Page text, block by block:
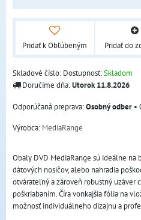
Pridať k Obľúbeným Pridať do
Skladové číslo: Dostupnosť:Skladom
Doručíme dňa:Utorok11.8.2026
Osobný odber •
Výrobca: MediaRange
Obaly DVD MediaRange sú ideálne
dátových nosičov, alebo nahradia
otvárateľný a zároveň robustný uzáver
poškriabaním. Číra vonkajšia fólia na
možnosť individuálneho dizajnu a